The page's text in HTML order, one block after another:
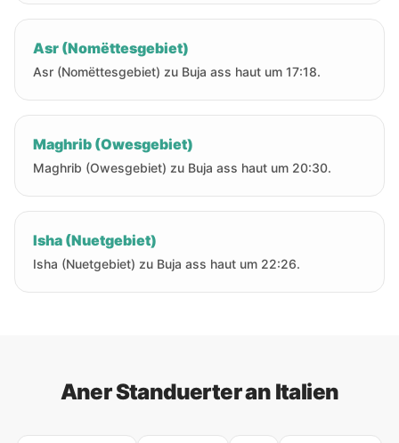
Asr (Nomëttesgebiet)
Asr (Nomëttesgebiet) zu Buja ass haut um 17:18.
Maghrib (Owesgebiet)
Maghrib (Owesgebiet) zu Buja ass haut um 20:30.
Isha (Nuetgebiet)
Isha (Nuetgebiet) zu Buja ass haut um 22:26.
Aner Standuerter an Italien